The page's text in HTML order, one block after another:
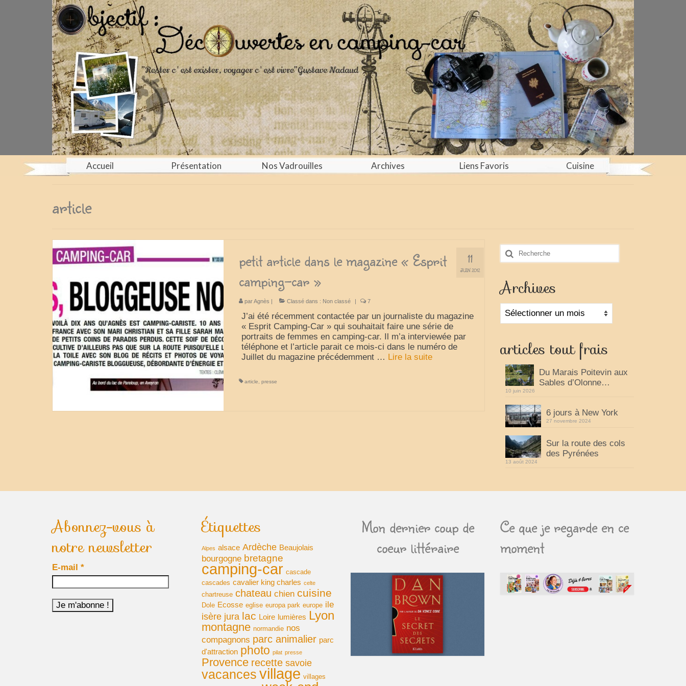
Accueil Présentation Nos Vadrouilles Archives Liens Favoris Cuisine
article
11
JUIN 2012
petit article dans le magazine « Esprit
camping-car »
parAgnès | Classé dans : Non classé | 7
J’ai été récemment contactée par un journaliste du magazine
« Esprit Camping-Car » qui souhaitait faire une série de
portraits de femmes en camping-car. Il m’a interviewée par
téléphone et l’article parait ce mois-ci dans le numéro de
Juillet du magazine précédemment … Lire la suite­­
article presse
Rechercher
Archives
Archives
articles tout frais
Du Marais Poitevin aux
Sables d’Olonne…
10 juin 2026
6 jours à New York
27 novembre 2024
Sur la route des cols
des Pyrénées
13 août 2024
Abonnez-vous à
notre newsletter
E-mail *
Étiquettes
Alpes alsace Ardèche Beaujolais
bourgogne bretagne
camping-car cascade
cascades cavalier king charles celte
chartreuse chateau chien cuisine
Dole Ecosse eglise europa park europe ile
isère jura lac Loire lumières Lyon
montagne normandie nos
compagnons parc animalier parc
d'attraction photo pilat presse
Provence recette savoie
vacances village villages
Mon dernier coup de
coeur littéraire
Ce que je regarde en ce
moment